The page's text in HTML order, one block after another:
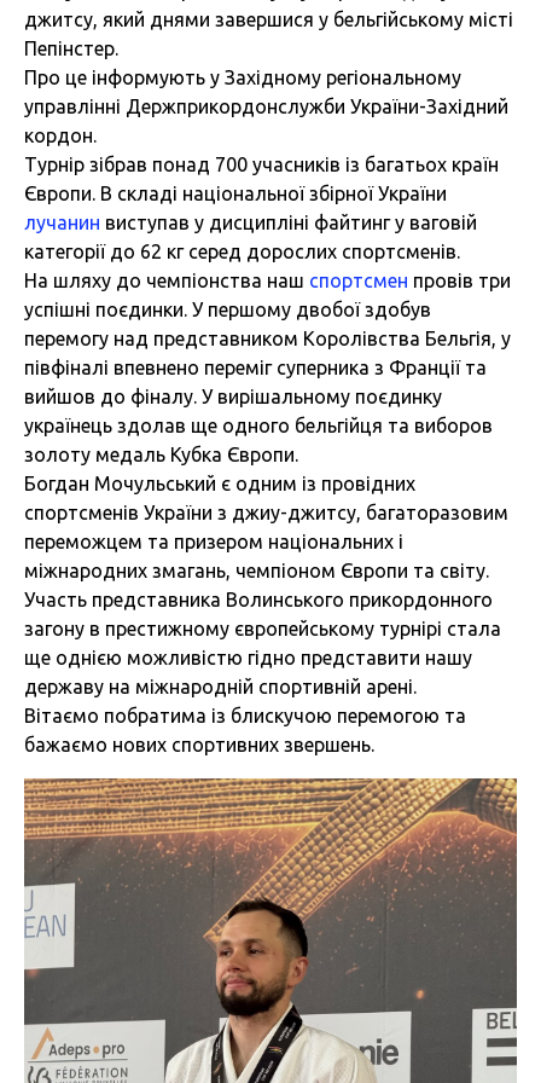
джитсу, який днями завершися у бельгійському місті
Пепінстер.
Про це інформують у Західному регіональному
управлінні Держприкордонслужби України-Західний
кордон.
Турнір зібрав понад 700 учасників із багатьох країн
Європи. В складі національної збірної України
лучанин виступав у дисципліні файтинг у ваговій
категорії до 62 кг серед дорослих спортсменів.
На шляху до чемпіонства наш спортсмен провів три
успішні поєдинки. У першому двобої здобув
перемогу над представником Королівства Бельгія, у
півфіналі впевнено переміг суперника з Франції та
вийшов до фіналу. У вирішальному поєдинку
українець здолав ще одного бельгійця та виборов
золоту медаль Кубка Європи.
Богдан Мочульський є одним із провідних
спортсменів України з джиу-джитсу, багаторазовим
переможцем та призером національних і
міжнародних змагань, чемпіоном Європи та світу.
Участь представника Волинського прикордонного
загону в престижному європейському турнірі стала
ще однією можливістю гідно представити нашу
державу на міжнародній спортивній арені.
Вітаємо побратима із блискучою перемогою та
бажаємо нових спортивних звершень.